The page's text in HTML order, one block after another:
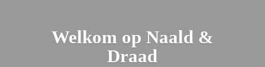
Welkom op Naald &
Draad